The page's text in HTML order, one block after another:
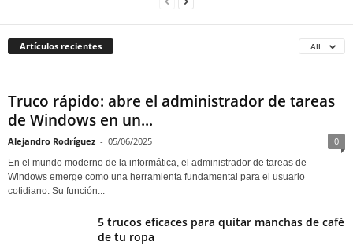
Artículos recientes All
Truco rápido: abre el administrador de tareas
de Windows en un...
Alejandro Rodríguez - 05/06/2025 0
En el mundo moderno de la informática, el administrador de tareas de
Windows emerge como una herramienta fundamental para el usuario
cotidiano. Su función...
5 trucos eficaces para quitar manchas de café
de tu ropa